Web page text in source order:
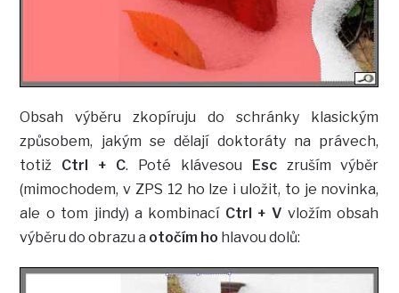
Obsah výběru zkopíruju do schránky klasickým
způsobem, jakým se dělají doktoráty na právech,
totiž Ctrl + C. Poté klávesou Esczruším výběr
(mimochodem, v ZPS 12 ho lze i uložit, to je novinka,
ale o tom jindy) a kombinací Ctrl + V vložím obsah
výběru do obrazu a otočím ho hlavou dolů: